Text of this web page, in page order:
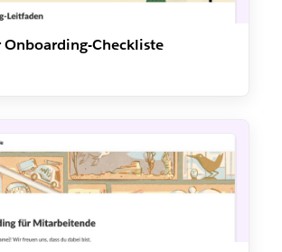
Onboarding-Checkliste